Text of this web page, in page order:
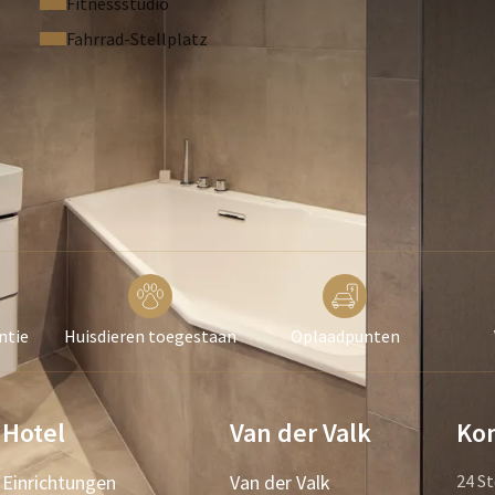
auf dem Grote Markt, einem gemütlichen Platz voller
Fahrrad-Stellplatz
Huisdieren toegestaan Oplaadpunten
Hotel
Einrichtungen
Van der Valk
Van der Valk
24